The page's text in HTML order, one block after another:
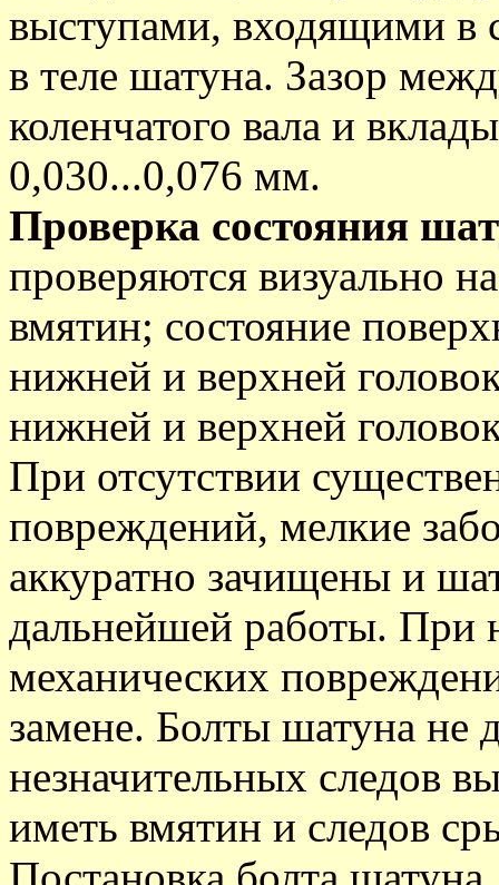
выступами, входящими в
в теле шатуна. Зазор
коленчатого вала и
0,030...0,076 мм.
Проверка состояния
проверяются визуально
вмятин; состояние
нижней и верхней
нижней и верхней
При отсутствии
повреждений, мелкие
аккуратно зачищены и
дальнейшей работы. При
механических
замене. Болты шатуна не
незначительных следов
иметь вмятин и следов